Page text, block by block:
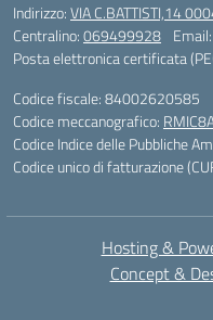
Indirizzo:VIA C.BATTISTI,14
Centralino:069499928 Email:
Posta elettronica certificata
Codice fiscale: 84002620585
Codice meccanografico:
Codice Indice delle Pubbliche
Codice unico di fatturazione
Hosting &
Concept &